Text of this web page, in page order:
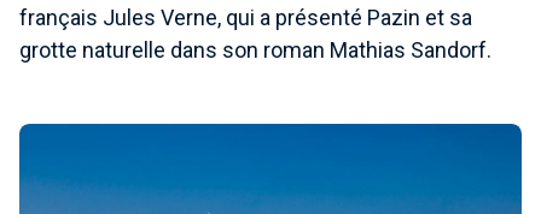
français Jules Verne, qui a présenté Pazin et sa
grotte naturelle dans son roman Mathias Sandorf.